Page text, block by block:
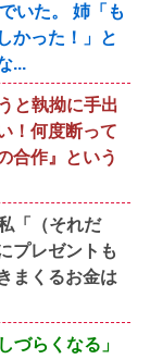
いた。 姉「も
かった！」と
...
と執拗に手出
！何度断って
合作』という
「（それだ
プレゼントも
まくるお金は
づらくなる」